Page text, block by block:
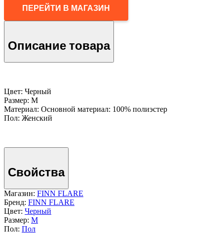
ПЕРЕЙТИ В МАГАЗИН
Описание товара
Цвет: Черный
Размер: M
Материал: Основной материал: 100% полиэстер
Пол: Женский
Свойства
Магазин: FINN FLARE
Бренд: FINN FLARE
Цвет: Черный
Размер: M
Пол: Пол